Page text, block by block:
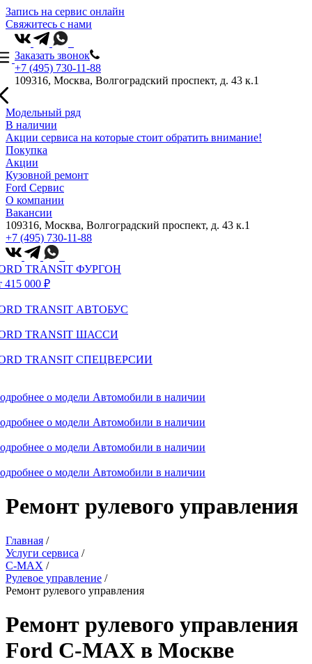
Запись на сервис онлайн
Свяжитесь с нами
Заказать звонок
+7 (495) 730-11-88
109316, Москва, Волгоградский проспект, д. 43 к.1
Модельный ряд
В наличии
Акции сервиса на которые стоит обратить внимание!
Покупка
Акции
Кузовной ремонт
Ford Сервис
О компании
Вакансии
109316, Москва, Волгоградский проспект, д. 43 к.1
+7 (495) 730-11-88
TRANSIT ФУРГОН
415 000 ₽
TRANSIT АВТОБУС
TRANSIT ШАССИ
TRANSIT СПЕЦВЕРСИИ
о модели Автомобили в наличии
о модели Автомобили в наличии
о модели Автомобили в наличии
о модели Автомобили в наличии
Ремонт рулевого управления
Главная /
Услуги сервиса /
C-MAX /
Рулевое управление /
Ремонт рулевого управления
Ремонт рулевого управления
Ford C-MAX в Москве